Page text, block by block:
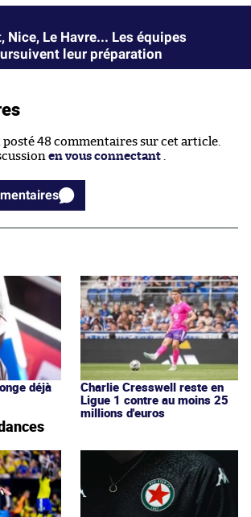
Nice, Le Havre... Les équipes
leur préparation
posté 48 commentaires sur cet article.
en vous connectant .
commentaires
déjà
Charlie Cresswell reste en
Ligue 1 contre au moins 25
millions d'euros